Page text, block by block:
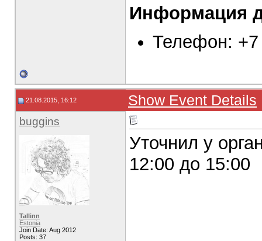
Информация
Телефон: +7
21.08.2015, 16:12 Show Event Details
buggins
Tallinn
Estonia
Join Date: Aug 2012
Posts: 37
Уточнил у
12:00 до 15:00